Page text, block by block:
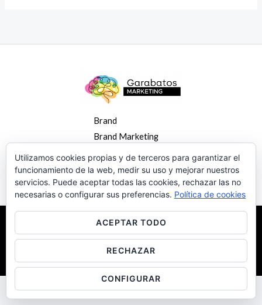
Brand
Brand Marketing
Rebrand
Acerca de nosotros
Copyright © 2026 Garabatos Marketing. Powered by Garabatos
Marketing.
Utilizamos cookies propias y de terceros para garantizar el
funcionamiento de la web, medir su uso y mejorar nuestros
servicios. Puede aceptar todas las cookies, rechazar las no
necesarias o configurar sus preferencias. Política de cookies
ACEPTAR TODO
RECHAZAR
CONFIGURAR